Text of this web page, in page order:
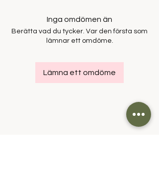
Inga omdömen än
Berätta vad du tycker. Var den första som
lämnar ett omdöme.
Lämna ett omdöme